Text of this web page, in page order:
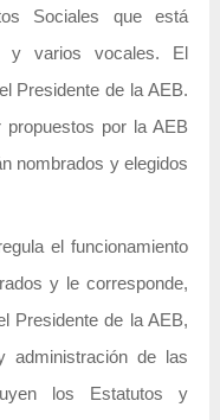
Sociales que está
y varios vocales. El
Presidente de la AEB.
por la AEB
nombrados y elegidos
el funcionamiento
y le corresponde,
Presidente de la AEB,
administración de las
los Estatutos y